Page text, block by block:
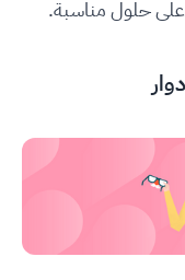
على حلول مناسبة.